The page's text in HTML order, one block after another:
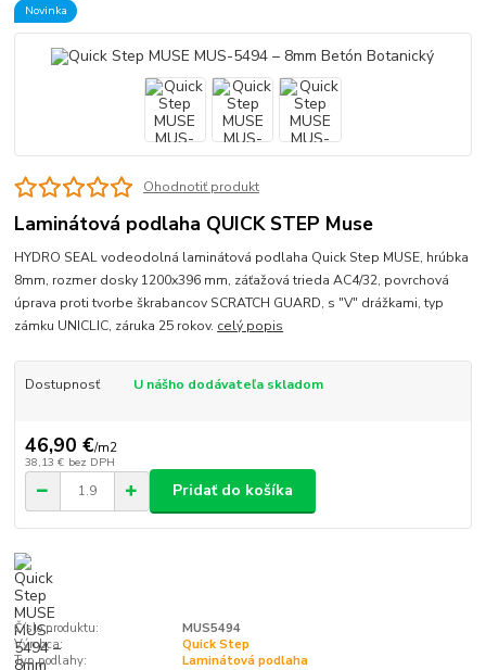
Novinka
Ohodnotiť produkt
Laminátová podlaha QUICK STEP Muse
HYDRO SEAL vodeodolná laminátová podlaha Quick Step MUSE, hrúbka
8mm, rozmer dosky 1200x396 mm, záťažová trieda AC4/32, povrchová
úprava proti tvorbe škrabancov SCRATCH GUARD, s "V" drážkami, typ
zámku UNICLIC, záruka 25 rokov. celý popis
Dostupnosť U nášho dodávateľa skladom
46,90 €/m2
38,13 € bez DPH
Pridať do košíka
Číslo produktu:
MUS5494
Výrobca:
Quick Step
Typ podlahy:
Laminátová podlaha